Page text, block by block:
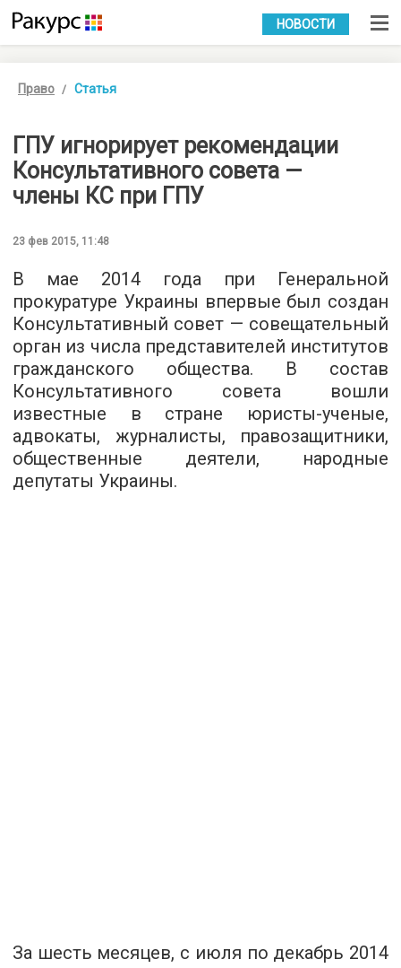
УКР РУС
НОВОСТИ
Право Статья
ГПУ игнорирует рекомендации
Консультативного совета —
члены КС при ГПУ
23 фев 2015, 11:48
В мае 2014 года при Генеральной
прокуратуре Украины впервые был создан
Консультативный совет — совещательный
орган из числа представителей институтов
гражданского общества. В состав
Консультативного совета вошли
известные в стране юристы-ученые,
адвокаты, журналисты, правозащитники,
общественные деятели, народные
депутаты Украины.
За шесть месяцев, с июля по декабрь 2014